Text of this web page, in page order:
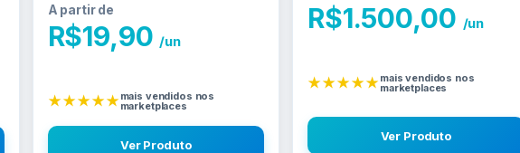
A partir de
R$19,90 /un
★★★★★mais vendidos nos
marketplaces
Ver Produto
R$1.500,00 /un
★★★★★mais vendidos nos
marketplaces
Ver Produto